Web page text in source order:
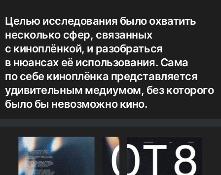
Целью исследования было охватить
несколько сфер, связанных
с киноплёнкой, и разобраться
в нюансах её использования. Сама
по себе киноплёнка представляется
удивительным медиумом, без которого
было бы невозможно кино.